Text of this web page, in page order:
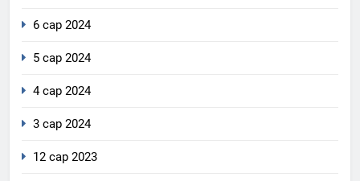
6 сар 2024
5 сар 2024
4 сар 2024
3 сар 2024
12 сар 2023